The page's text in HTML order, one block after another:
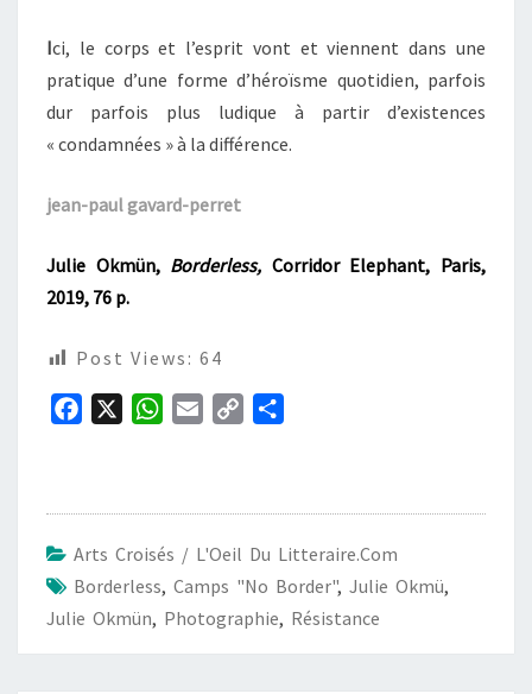
Ici, le corps et l’esprit vont et viennent dans une
pratique d’une forme d’héroïsme quotidien, parfois
dur parfois plus ludique à partir d’existences
« condamnées » à la différence.
jean-paul gavard-perret
Julie Okmün, Borderless, Corridor Elephant, Paris,
2019, 76 p.
Post Views: 64
o
o
k
W
A
p
p
n
k
g
e
Arts Croisés / L'Oeil Du Litteraire.com
Borderless, Camps "No Border", Julie Okmü,
Julie Okmün, Photographie, Résistance